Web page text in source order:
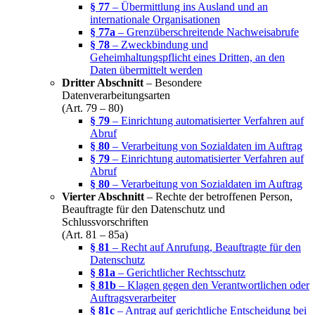
§ 77 – Übermittlung ins Ausland und an
internationale Organisationen
§ 77a – Grenzüberschreitende Nachweisabrufe
§ 78 – Zweckbindung und
Geheimhaltungspflicht eines Dritten, an den
Daten übermittelt werden
Dritter Abschnitt – Besondere
Datenverarbeitungsarten
(Art. 79 – 80)
§ 79 – Einrichtung automatisierter Verfahren auf
Abruf
§ 80 – Verarbeitung von Sozialdaten im Auftrag
§ 79 – Einrichtung automatisierter Verfahren auf
Abruf
§ 80 – Verarbeitung von Sozialdaten im Auftrag
Vierter Abschnitt – Rechte der betroffenen Person,
Beauftragte für den Datenschutz und
Schlussvorschriften
(Art. 81 – 85a)
§ 81 – Recht auf Anrufung, Beauftragte für den
Datenschutz
§ 81a – Gerichtlicher Rechtsschutz
§ 81b – Klagen gegen den Verantwortlichen oder
Auftragsverarbeiter
§ 81c – Antrag auf gerichtliche Entscheidung bei